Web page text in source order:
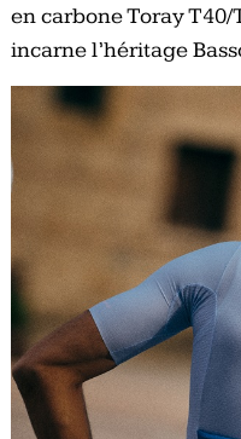
en carbone Toray T40/
incarne l’héritage